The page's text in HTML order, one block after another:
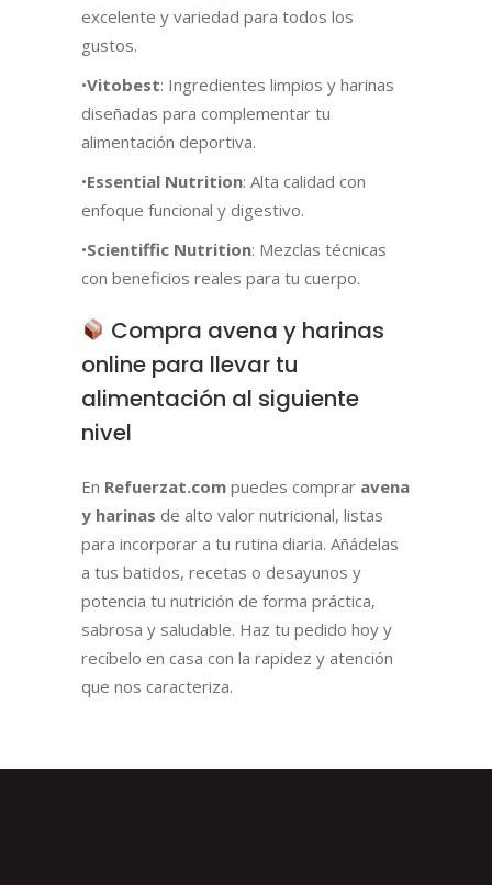
excelente y variedad para todos los
gustos.
•Vitobest: Ingredientes limpios y harinas
diseñadas para complementar tu
alimentación deportiva.
•Essential Nutrition: Alta calidad con
enfoque funcional y digestivo.
•Scientiffic Nutrition: Mezclas técnicas
con beneficios reales para tu cuerpo.
Compra avena y harinas
online para llevar tu
alimentación al siguiente
nivel
En Refuerzat.com puedes comprar avena
y harinas de alto valor nutricional, listas
para incorporar a tu rutina diaria. Añádelas
a tus batidos, recetas o desayunos y
potencia tu nutrición de forma práctica,
sabrosa y saludable. Haz tu pedido hoy y
recíbelo en casa con la rapidez y atención
que nos caracteriza.